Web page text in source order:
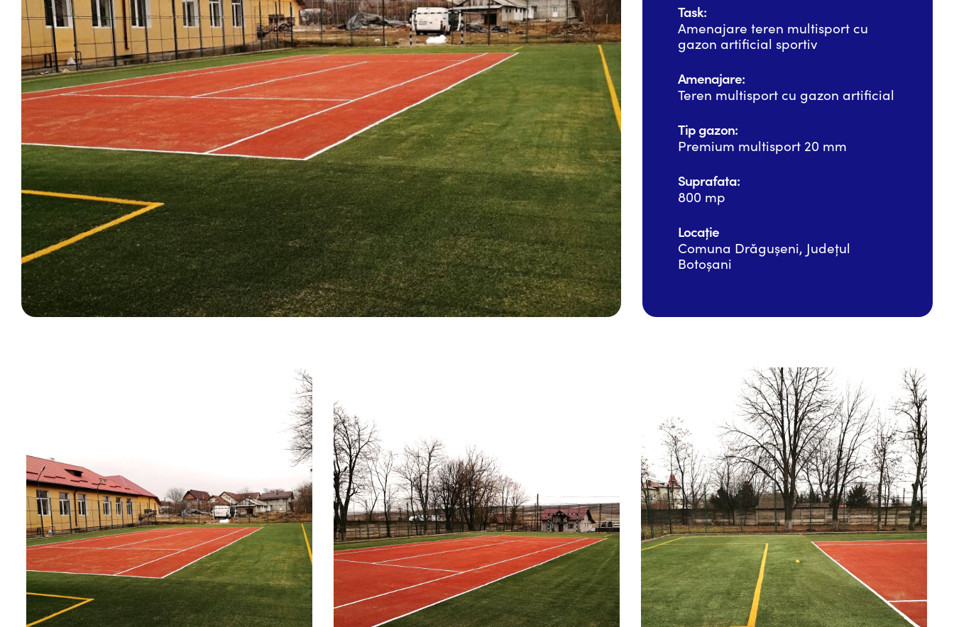
Task:
Amenajare teren multisport cu
gazon artificial sportiv
Amenajare:
Teren multisport cu gazon artificial
Tip gazon:
Premium multisport 20 mm
Suprafata:
800 mp
Locație
Comuna Drăgușeni, Județul
Botoșani